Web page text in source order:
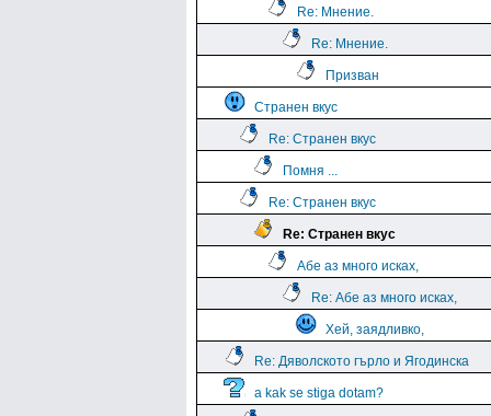
Re: Мнение.
Re: Мнение.
Призван
Странен вкус
Re: Странен вкус
Помня ...
Re: Странен вкус
Re: Странен вкус
Абе аз много исках,
Re: Абе аз много исках,
Хей, заядливко,
Re: Дяволското гърло и Ягодинска
a kak se stiga dotam?